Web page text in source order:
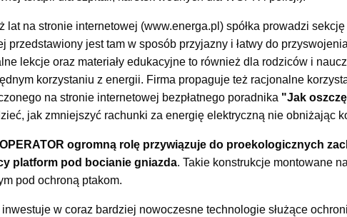
lat na stronie internetowej (www.energa.pl) spółka prowadzi sekcję
przedstawiony jest tam w sposób przyjazny i łatwy do
lekcje oraz materiały edukacyjne to również dla rodziców i
korzystaniu z energii. Firma propaguje też racjonalne
na stronie internetowej bezpłatnego poradnika "Jak
jak zmniejszyć rachunki za energię elektryczną nie obniżając
ogromną rolę przywiązuje do proekologicznych
platform pod bocianie gniazda. Takie konstrukcje montowane
pod ochroną ptakom.
inwestuje w coraz bardziej nowoczesne technologie służące